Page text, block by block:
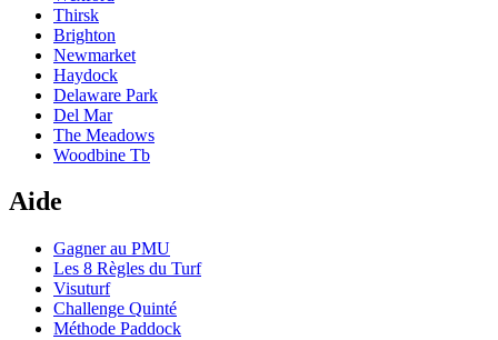
Thirsk
Brighton
Newmarket
Haydock
Delaware Park
Del Mar
The Meadows
Woodbine Tb
Aide
Gagner au PMU
Les 8 Règles du Turf
Visuturf
Challenge Quinté
Méthode Paddock